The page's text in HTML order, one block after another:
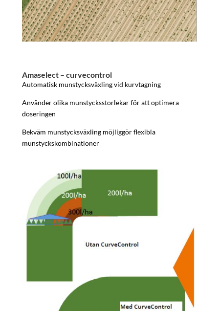
Amaselect – curvecontrol
Automatisk munstycksväxling vid kurvtagning
Använder olika munstycksstorlekar för att optimera
doseringen
Bekväm munstycksväxling möjliggör flexibla
munstyckskombinationer